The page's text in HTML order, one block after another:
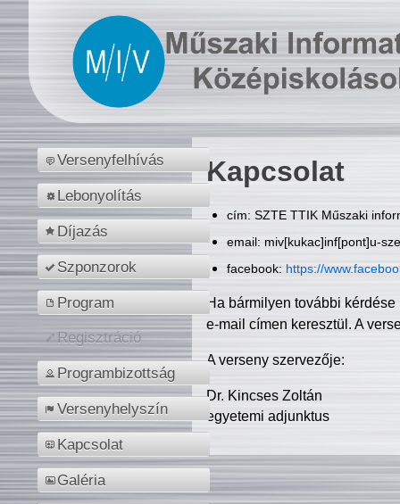
Versenyfelhívás
Lebonyolítás
Díjazás
Szponzorok
Program
Regisztráció
Programbizottság
Versenyhelyszín
Kapcsolat
Galéria
Kapcsolat
cím: SZTE TTIK Műszaki
email: miv[kukac]inf[pont]u-
facebook: https://
Ha bármilyen további
e-mail címen keresztül. A
A verseny szervezője:
Dr. Kincses Zoltán
egyetemi adjunktus